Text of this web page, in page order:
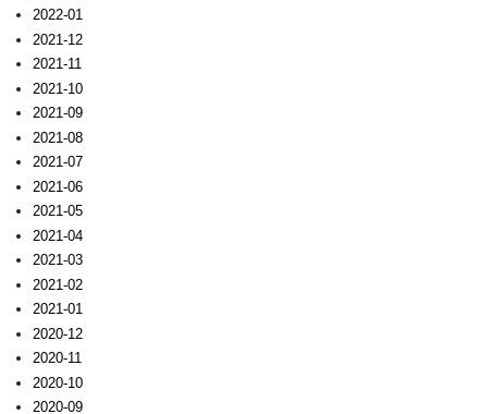
2022-01
2021-12
2021-11
2021-10
2021-09
2021-08
2021-07
2021-06
2021-05
2021-04
2021-03
2021-02
2021-01
2020-12
2020-11
2020-10
2020-09